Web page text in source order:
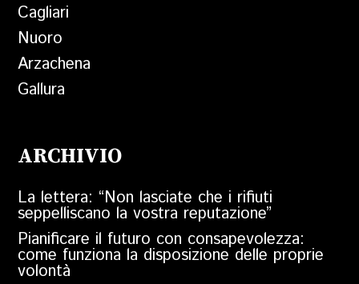
Cagliari
Nuoro
Arzachena
Gallura
ARCHIVIO
La lettera: “Non lasciate che i rifiuti
seppelliscano la vostra reputazione”
Pianificare il futuro con consapevolezza:
come funziona la disposizione delle proprie
volontà